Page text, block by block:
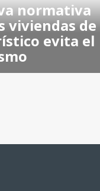
normativa
viviendas de
evita el